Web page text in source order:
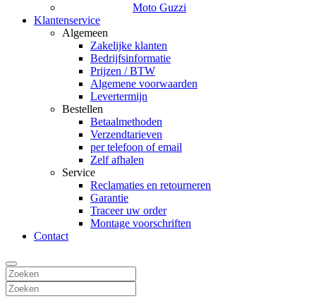
Moto Guzzi
Klantenservice
Algemeen
Zakelijke klanten
Bedrijfsinformatie
Prijzen / BTW
Algemene voorwaarden
Levertermijn
Bestellen
Betaalmethoden
Verzendtarieven
per telefoon of email
Zelf afhalen
Service
Reclamaties en retourneren
Garantie
Traceer uw order
Montage voorschriften
Contact